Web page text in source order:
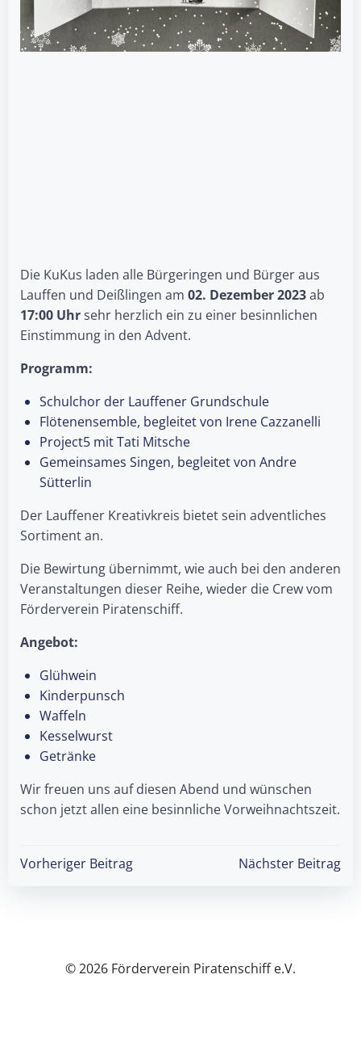
Die KuKus laden alle Bürgeringen und Bürger aus
Lauffen und Deißlingen am 02. Dezember 2023ab
17:00 Uhrsehr herzlich ein zu einer besinnlichen
Einstimmung in den Advent.
Programm:
Schulchor der Lauffener Grundschule
Flötenensemble, begleitet von Irene Cazzanelli
Project5 mit Tati Mitsche
Gemeinsames Singen, begleitet von Andre
Sütterlin
Der Lauffener Kreativkreis bietet sein adventliches
Sortiment an.
Die Bewirtung übernimmt, wie auch bei den anderen
Veranstaltungen dieser Reihe, wieder die Crew vom
Förderverein Piratenschiff.
Angebot:
Glühwein
Kinderpunsch
Waffeln
Kesselwurst
Getränke
Wir freuen uns auf diesen Abend und wünschen
schon jetzt allen eine besinnliche Vorweihnachtszeit.
Post
Vorheriger Beitrag
PostNächster Beitrag
© 2026 Förderverein Piratenschiff e.V.